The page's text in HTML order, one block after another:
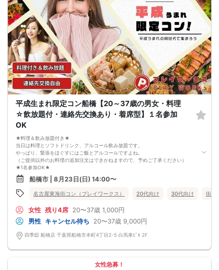
なりますが、当日に参加者のキャンセルで比率が崩れた場合や開催判断人数を下
回った場合、一切返金などの保証はいたしませんのでご了承ください。
4. イベントページ内の「お申し込み状況」等はキャンセルなどで当日の参加人
数、男女比率と異なる可能性がございます。
5. 当日は店舗の外ではなく店舗内で受付いたします。店内に入り店員に「街コン
で来た」旨をお伝えください。
6. お釣りの用意はございませんので、出ないようにご準備お願いします。
7. 当日は年齢確認のできる身分証をお持ちください。イベントの対象年齢でない
ことが発覚した場合、参加費を全額徴収し返金はいたしかねます。
8. 15分以上の遅刻はキャンセルとみなす可能性があります。
9. 当日受付にお越しになってからのキャンセル、途中キャンセルは出来ません。
10. イベント中止に伴うユーザーへの返金額は、チケット代金となり、交通費、宿
泊費、通信費等の返金は行いません。
お申し込みが完了した時点で上記すべての事項に同意したと判断いたします。
8/22(土)アラサー夜コン船橋
平成生まれ限定コン船橋【20～37歳の男女・料理
☆飲放題付・連絡先交換あり・着席型】１名参加
OK
★料理＆飲み放題付き★
当日は料理とソフトドリンク、アルコール飲み放題です。
やっぱり、緊張をほぐすにはご飯とアルコールですよね。
（ご提供以外のお料理の追加注文はできかねますので、予めご了承ください）
★1名参加OK★
他の1名参加の方とペアになりますし、友達作りにも最適です。
基本的には２：２のグループトークとなります。
（１：１でのトークはございませんので、予めご了承ください）
★プロフィールカードにより会話のキッカケもバッチリ★
なんてことは絶対ありません！
プロフィールカードを活用し、「はじめまして」から会話を楽しみましょう。
★完全着席型・連絡先交換は自由★
完全着席型で席替えはできる限り行います。
席替えの５分前には連絡先交換を促すアナウンスをいたしますので、「連絡先交
船橋市 | 8月23日(日) 14:00〜
名古屋東海街コン（プレイワークス） 20代向け 30代向け 街コ
女性 残り4席 20〜37歳 1,000円
男性 キャンセル待ち 20〜37歳 9,000円
四季邸 船橋店 千葉県船橋市本町4丁目2-5 白馬車ﾋﾞﾙ 2F
女性急募！